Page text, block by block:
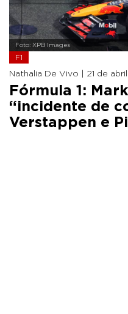
Foto: XPB Images
F1
Nathalia De Vivo | 21 de
Fórmula 1:
“incidente de
Verstappen e